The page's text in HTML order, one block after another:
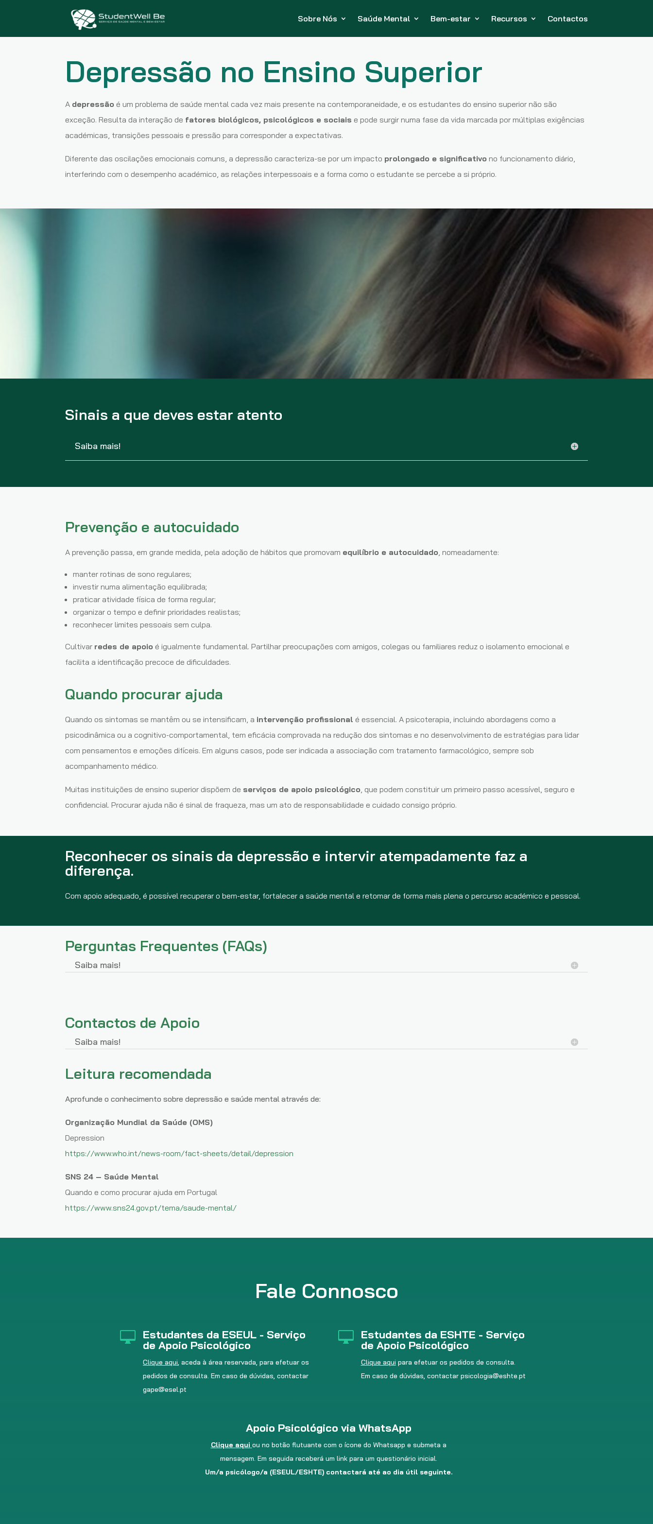
Sobre Nós Saúde Mental Bem-estar Recursos Contactos
Depressão no Ensino Superior
A depressão é um problema de saúde mental cada vez mais presente na contemporaneidade, e os estudantes do ensino superior não são
exceção. Resulta da interação de fatores biológicos, psicológicos e sociais e pode surgir numa fase da vida marcada por múltiplas exigências
académicas, transições pessoais e pressão para corresponder a expectativas.
Diferente das oscilações emocionais comuns, a depressão caracteriza-se por um impacto prolongado e significativo no funcionamento diário,
interferindo com o desempenho académico, as relações interpessoais e a forma como o estudante se percebe a si próprio.
Sinais a que deves estar atento
Saiba mais!
Prevenção e autocuidado
A prevenção passa, em grande medida, pela adoção de hábitos que promovam equilíbrio e autocuidado , nomeadamente:
manter rotinas de sono regulares;
investir numa alimentação equilibrada;
praticar atividade física de forma regular;
organizar o tempo e definir prioridades realistas;
reconhecer limites pessoais sem culpa.
Cultivar redes de apoio é igualmente fundamental. Partilhar preocupações com amigos, colegas ou familiares reduz o isolamento emocional e
facilita a identificação precoce de dificuldades.
Quando procurar ajuda
Quando os sintomas se mantêm ou se intensificam, a intervenção profissional é essencial. A psicoterapia, incluindo abordagens como a
psicodinâmica ou a cognitivo-comportamental, tem eficácia comprovada na redução dos sintomas e no desenvolvimento de estratégias para lidar
com pensamentos e emoções difíceis. Em alguns casos, pode ser indicada a associação com tratamento farmacológico, sempre sob
acompanhamento médico.
Muitas instituições de ensino superior dispõem de serviços de apoio psicológico , que podem constituir um primeiro passo acessível, seguro e
confidencial. Procurar ajuda não é sinal de fraqueza, mas um ato de responsabilidade e cuidado consigo próprio.
Reconhecer os sinais da depressão e intervir atempadamente faz a
diferença.
Com apoio adequado, é possível recuperar o bem-estar, fortalecer a saúde mental e retomar de forma mais plena o percurso académico e pessoal.
Perguntas Frequentes (FAQs)
Saiba mais!
Contactos de Apoio
Saiba mais!
Leitura recomendada
Aprofunde o conhecimento sobre depressão e saúde mental através de:
Organização Mundial da Saúde (OMS)
Depression
https://www.who.int/news-room/fact-sheets/detail/depression
SNS 24 – Saúde Mental
Quando e como procurar ajuda em Portugal
https://www.sns24.gov.pt/tema/saude-mental/
Fale Connosco
 Estudantes da ESEUL - Serviço
de Apoio Psicológico
Clique aqui, aceda à área reservada, para efetuar os
pedidos de consulta. Em caso de dúvidas, contactar
gape@esel.pt
 Estudantes da ESHTE - Serviço
de Apoio Psicológico
Clique aqui para efetuar os pedidos de consulta.
Em caso de dúvidas, contactar psicologia@eshte.pt
Apoio Psicológico via WhatsApp
Clique aqui ou no botão flutuante com o ícone do Whatsapp e submeta a
mensagem. Em seguida receberá um link para um questionário inicial.
Um/a psicólogo/a (ESEUL/ESHTE) contactará até ao dia útil seguinte.